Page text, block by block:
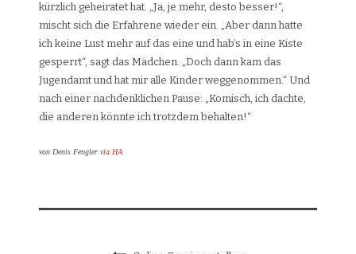
kürzlich geheiratet hat. „Ja, je mehr, desto besser!“,
mischt sich die Erfahrene wieder ein. „Aber dann hatte
ich keine Lust mehr auf das eine und hab’s in eine Kiste
gesperrt“, sagt das Mädchen. „Doch dann kam das
Jugendamt und hat mir alle Kinder weggenommen.“ Und
nach einer nachdenklichen Pause: „Komisch, ich dachte,
die anderen könnte ich trotzdem behalten!“
von Denis Fengler via HA